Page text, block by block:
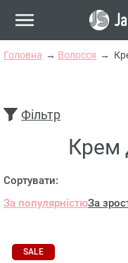
Головна Волосся
Фільтр
Крем
Сортувати:
За популярністюЗа
SALE